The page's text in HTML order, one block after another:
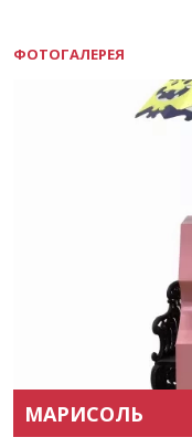
ФОТОГАЛЕРЕЯ
МАРИСОЛЬ